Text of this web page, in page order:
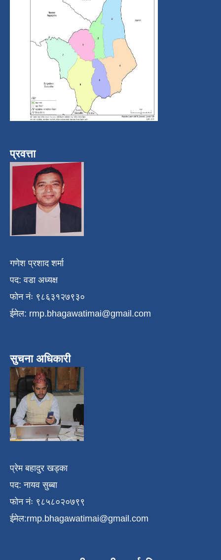
प्रवत्ता
गणेश प्रशाद शर्मा
पद: वडा अध्यक्ष
फोन नंः ९८६३१२७९३०
ईमेल: rmp.bhagawatimai@gmail.com
सुचना अधिकारी
प्रेम बहादुर खड्का
पद: नायव सुब्बा
फोन नंः ९८५८०२०७९९
ईमेल:rmp.bhagawatimai@gmail.com